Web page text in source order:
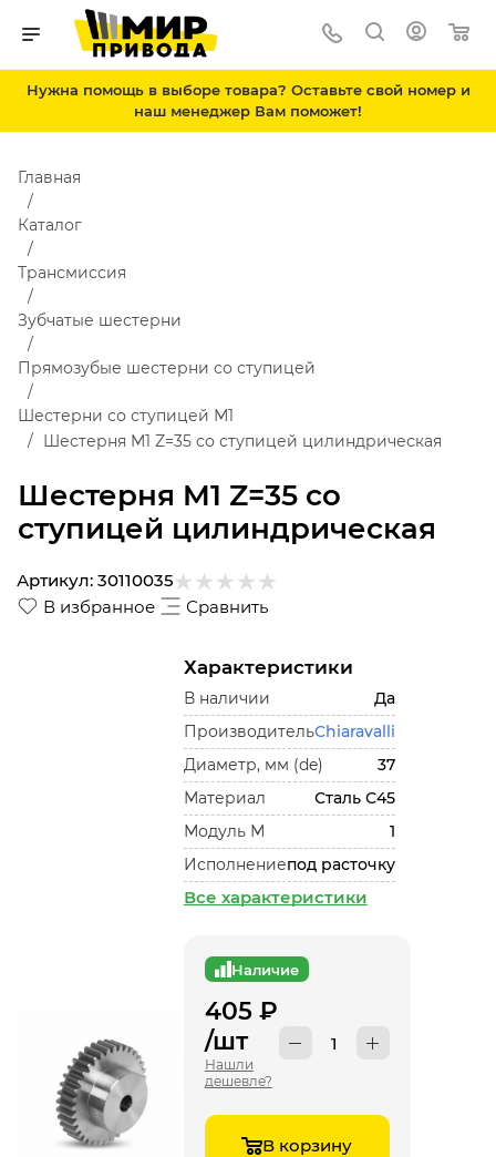
Нужна помощь в выборе товара? Оставьте свой номер и
наш менеджер Вам поможет!
Шестерня M1 Z=35 со
ступицей цилиндрическая
Главная
Каталог
Трансмиссия
Зубчатые шестерни
Прямозубые шестерни со ступицей
Шестерни со ступицей М1
Шестерня M1 Z=35 со ступицей цилиндрическая
В избранное Сравнить
Артикул: 30110035
Характеристики
В наличии
Да
ПроизводительChiaravalli
Диаметр, мм (de)
37
Материал
Сталь С45
Модуль М
1
Исполнениепод расточку
Все характеристики
Наличие
405₽
/шт
Нашли
дешевле?
В корзину